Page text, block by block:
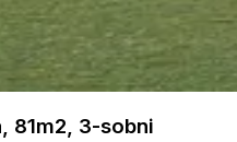
81m2, 3-sobni